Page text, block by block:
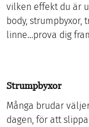
vilken effekt du är
body, strumpbyxor,
linne…prova dig
Strumpbyxor
Många brudar
dagen, för att